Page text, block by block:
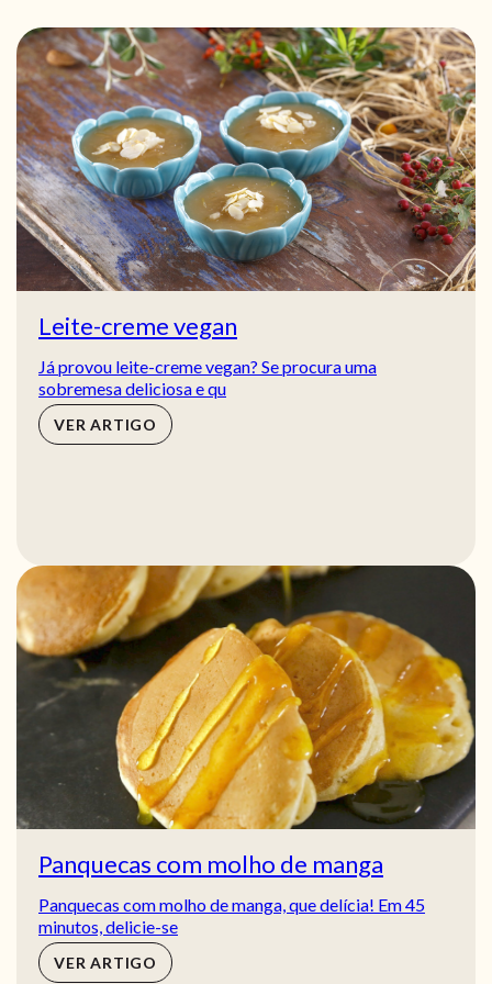
Leite-creme vegan
Já provou leite-creme vegan? Se procura uma
sobremesa deliciosa e qu
VER ARTIGO
Panquecas com molho de manga
Panquecas com molho de manga, que delícia! Em 45
minutos, delicie-se
VER ARTIGO